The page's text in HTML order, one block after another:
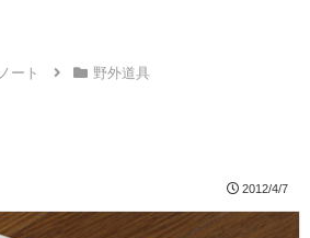
ート 野外道具
2012/4/7